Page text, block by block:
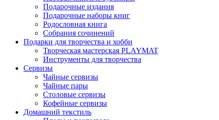
Подарочные издания
Подарочные наборы книг
Родословная книга
Собрания сочинений
Подарки для творчества и хобби
Творческая мастерская PLAYMAT
Инструменты для творчества
Cервизы
Чайные сервизы
Чайные пары
Столовые сервизы
Кофейные сервизы
Домашний текстиль